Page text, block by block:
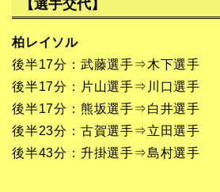
【選手交代】
柏レイソル
後半17分：武藤選手⇒木下選手
後半17分：片山選手⇒川口選手
後半17分：熊坂選手⇒白井選手
後半23分：古賀選手⇒立田選手
後半43分：升掛選手⇒島村選手